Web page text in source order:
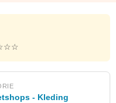
- Kleding